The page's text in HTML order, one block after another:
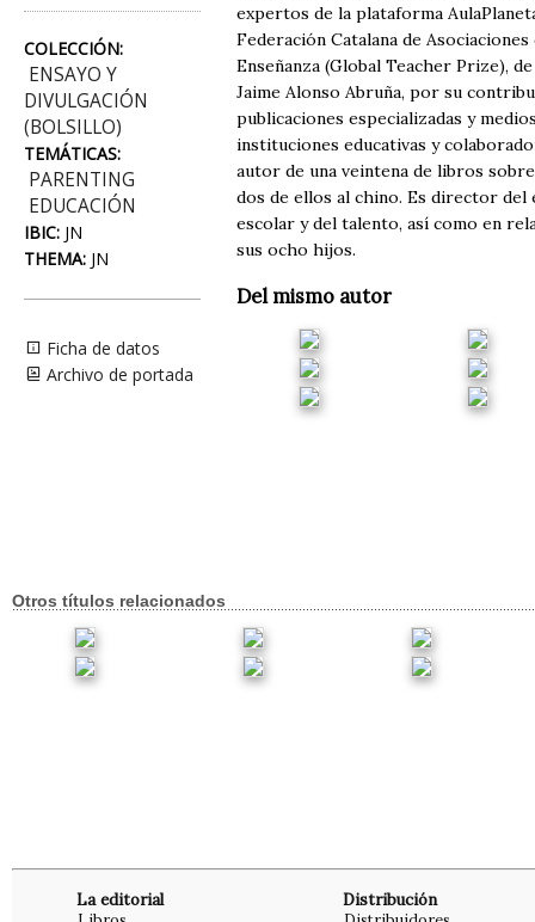
COLECCIÓN:
ENSAYO Y
DIVULGACIÓN
(BOLSILLO)
TEMÁTICAS:
PARENTING
EDUCACIÓN
IBIC: JN
THEMA: JN
Ficha de datos
Archivo de portada
expertos de la plataforma
Federación Catalana de
Enseñanza (Global Teacher Prize),
Jaime Alonso Abruña, por su
publicaciones especializadas y
instituciones educativas y
autor de una veintena de libros
dos de ellos al chino. Es director del
escolar y del talento, así como en
sus ocho hijos.
Del mismo autor
Otros títulos relacionados
La editorial Distribución